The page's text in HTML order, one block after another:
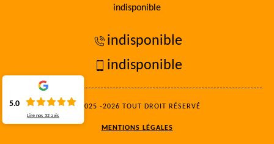
indisponible
indisponible
indisponible
©2025 -2026 TOUT DROIT RÉSERVÉ
MENTIONS LÉGALES
5.0
Lire nos32 avis